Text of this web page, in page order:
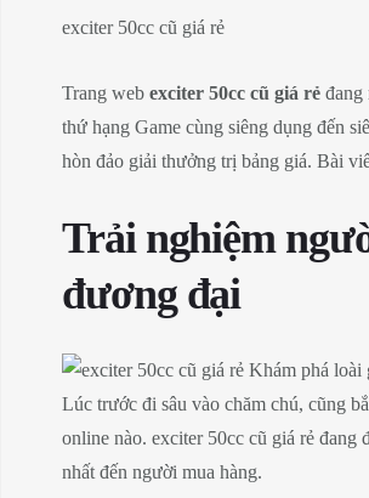
exciter 50cc cũ giá rẻ
Trang web exciter 50cc cũ giá rẻ đang
thứ hạng Game cùng siêng dụng đến
hòn đảo giải thưởng trị bảng giá. Bài
Trải nghiệm
đương đại
Lúc trước đi sâu vào chăm chú, cũng
online nào. exciter 50cc cũ giá rẻ đang
nhất đến người mua hàng.